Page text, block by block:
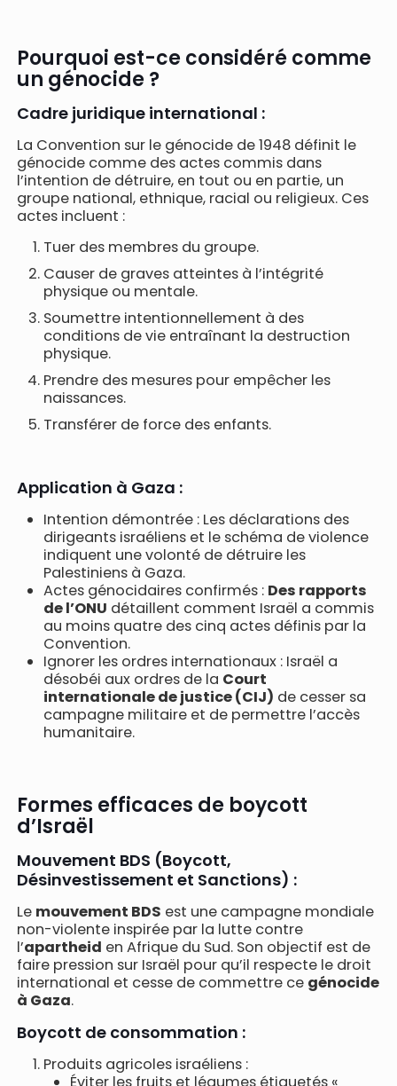
Pourquoi est-ce considéré comme
un génocide ?
Cadre juridique international :
La Convention sur le génocide de 1948 définit le
génocide comme des actes commis dans
l’intention de détruire, en tout ou en partie, un
groupe national, ethnique, racial ou religieux. Ces
actes incluent :
Tuer des membres du groupe.
Causer de graves atteintes à l’intégrité
physique ou mentale.
Soumettre intentionnellement à des
conditions de vie entraînant la destruction
physique.
Prendre des mesures pour empêcher les
naissances.
Transférer de force des enfants.
Application à Gaza :
Intention démontrée : Les déclarations des
dirigeants israéliens et le schéma de violence
indiquent une volonté de détruire les
Palestiniens à Gaza.
Actes génocidaires confirmés : Des rapports
de l’ONU détaillent comment Israël a commis
au moins quatre des cinq actes définis par la
Convention.
Ignorer les ordres internationaux : Israël a
désobéi aux ordres de la Court
internationale de justice (CIJ) de cesser sa
campagne militaire et de permettre l’accès
humanitaire.
Formes efficaces de boycott
d’Israël
Mouvement BDS (Boycott,
Désinvestissement et Sanctions) :
Le mouvement BDS est une campagne mondiale
non-violente inspirée par la lutte contre
l’apartheid en Afrique du Sud. Son objectif est de
faire pression sur Israël pour qu’il respecte le droit
international et cesse de commettre ce génocide
à Gaza.
Boycott de consommation :
Produits agricoles israéliens :